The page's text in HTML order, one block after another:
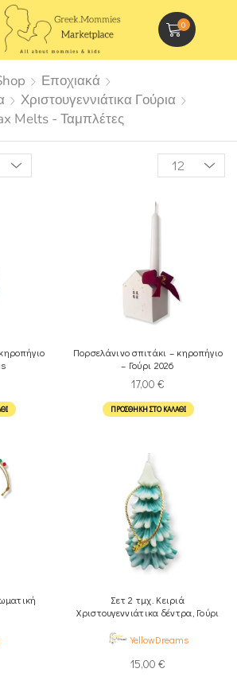
0
Εποχιακά
Χριστουγεννιάτικα Γούρια
Melts - Ταμπλέτες
Πορσελάνινο σπιτάκι – κηροπήγιο
– Γούρι 2026
17,00 €
ΠΡΟΣΘΉΚΗ ΣΤΟ ΚΑΛΆΘΙ
Σετ 2 τμχ. Κειριά
Χριστουγεννιάτικα δέντρα, Γούρι
YellowDreams
15,00 €